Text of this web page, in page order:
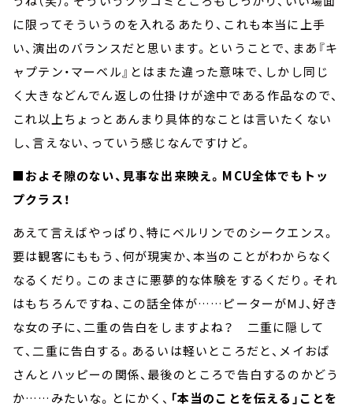
に限ってそういうのを入れるあたり、これも本当に上手
い、演出のバランスだと思います。ということで、まあ『キ
ャプテン・マーベル』とはまた違った意味で、しかし同じ
く大きなどんでん返しの仕掛けが途中である作品なので、
これ以上ちょっとあんまり具体的なことは言いたくない
し、言えない、っていう感じなんですけど。
■およそ隙のない、見事な出来映え。MCU全体でもトッ
プクラス！
あえて言えばやっぱり、特にベルリンでのシークエンス。
要は観客にももう、何が現実か、本当のことがわからなく
なるくだり。このまさに悪夢的な体験をするくだり。それ
はもちろんですね、この話全体が……ピーターがMJ、好き
な女の子に、二重の告白をしますよね？ 二重に隠して
て、二重に告白する。あるいは軽いところだと、メイおば
さんとハッピーの関係、最後のところで告白するのかどう
か……みたいな。とにかく、 「本当のことを伝える」ことを